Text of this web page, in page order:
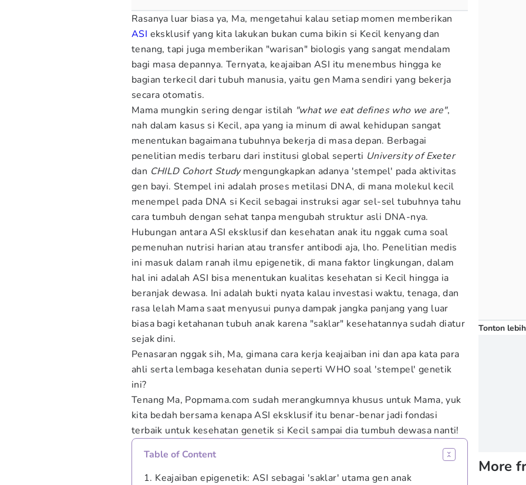
Rasanya luar biasa ya, Ma, mengetahui kalau setiap momen memberikan
ASI eksklusif yang kita lakukan bukan cuma bikin si Kecil kenyang dan
tenang, tapi juga memberikan "warisan" biologis yang sangat mendalam
bagi masa depannya. Ternyata, keajaiban ASI itu menembus hingga ke
bagian terkecil dari tubuh manusia, yaitu gen Mama sendiri yang bekerja
secara otomatis.
Mama mungkin sering dengar istilah "what we eat defines who we are",
nah dalam kasus si Kecil, apa yang ia minum di awal kehidupan sangat
menentukan bagaimana tubuhnya bekerja di masa depan. Berbagai
penelitian medis terbaru dari institusi global seperti University of Exeter
dan CHILD Cohort Studymengungkapkan adanya 'stempel' pada aktivitas
gen bayi. Stempel ini adalah proses metilasi DNA, di mana molekul kecil
menempel pada DNA si Kecil sebagai instruksi agar sel-sel tubuhnya tahu
cara tumbuh dengan sehat tanpa mengubah struktur asli DNA-nya.
Hubungan antara ASI eksklusif dan kesehatan anak itu nggak cuma soal
pemenuhan nutrisi harian atau transfer antibodi aja, lho. Penelitian medis
ini masuk dalam ranah ilmu epigenetik, di mana faktor lingkungan, dalam
hal ini adalah ASI bisa menentukan kualitas kesehatan si Kecil hingga ia
beranjak dewasa. Ini adalah bukti nyata kalau investasi waktu, tenaga, dan
rasa lelah Mama saat menyusui punya dampak jangka panjang yang luar
biasa bagi ketahanan tubuh anak karena "saklar" kesehatannya sudah diatur
sejak dini.
Penasaran nggak sih, Ma, gimana cara kerja keajaiban ini dan apa kata para
ahli serta lembaga kesehatan dunia seperti WHO soal 'stempel' genetik
ini?
Tenang Ma, Popmama.com sudah merangkumnya khusus untuk Mama, yuk
kita bedah bersama kenapa ASI eksklusif itu benar-benar jadi fondasi
terbaik untuk kesehatan genetik si Kecil sampai dia tumbuh dewasa nanti!
Table of Content
1. Keajaiban epigenetik: ASI sebagai 'saklar' utama gen anak
Tonton
More